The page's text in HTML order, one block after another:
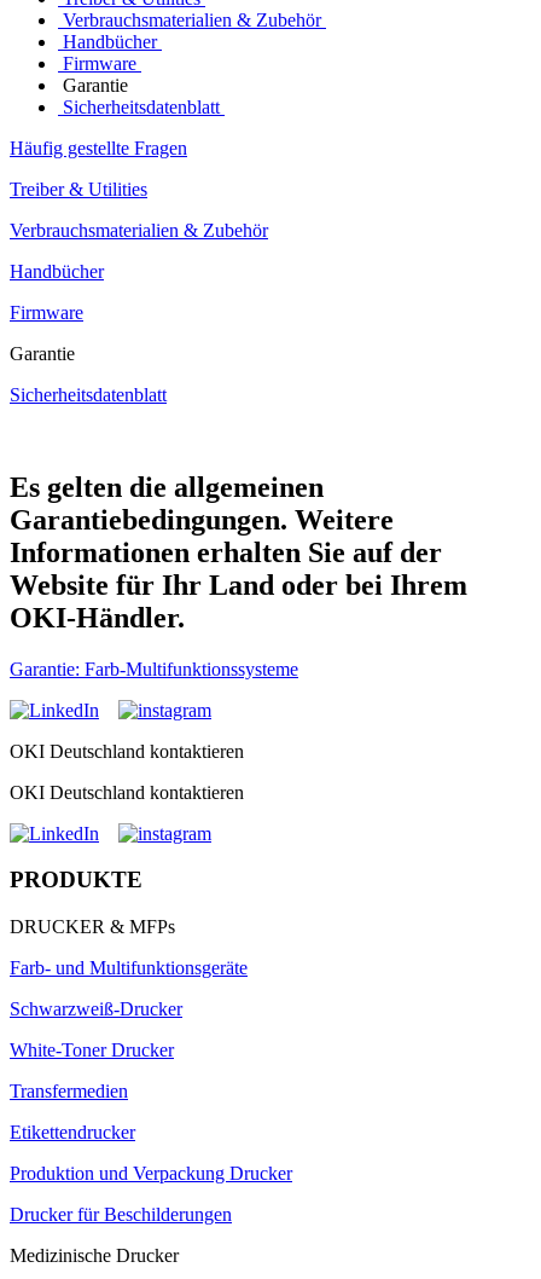
Verbrauchsmaterialien & Zubehör
Handbücher
Firmware
Garantie
Sicherheitsdatenblatt
Häufig gestellte Fragen
Treiber & Utilities
Verbrauchsmaterialien & Zubehör
Handbücher
Firmware
Garantie
Sicherheitsdatenblatt
Es gelten die allgemeinen
Garantiebedingungen. Weitere
Informationen erhalten Sie auf der
Website für Ihr Land oder bei Ihrem
OKI-Händler.
Garantie: Farb-Multifunktionssysteme
OKI Deutschland kontaktieren
OKI Deutschland kontaktieren
PRODUKTE
DRUCKER & MFPs
Farb- und Multifunktionsgeräte
Schwarzweiß-Drucker
White-Toner Drucker
Transfermedien
Etikettendrucker
Produktion und Verpackung Drucker
Drucker für Beschilderungen
Medizinische Drucker